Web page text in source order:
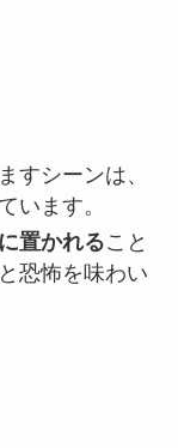
すシーンは、
います。
置かれること
恐怖を味わい